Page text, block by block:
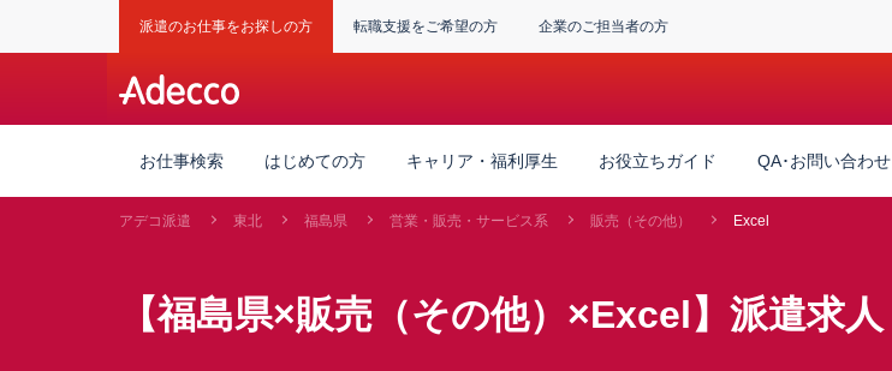
派遣のお仕事をお探しの方 転職支援をご希望の方 企業のご担当者の方
お仕事検索 はじめての方 キャリア・福利厚生 お役立ちガイド QA･お問い合わせ
アデコ派遣 東北 福島県 営業・販売・サービス系 販売（その他） Excel
【福島県×販売（その他）×Excel】派遣求人